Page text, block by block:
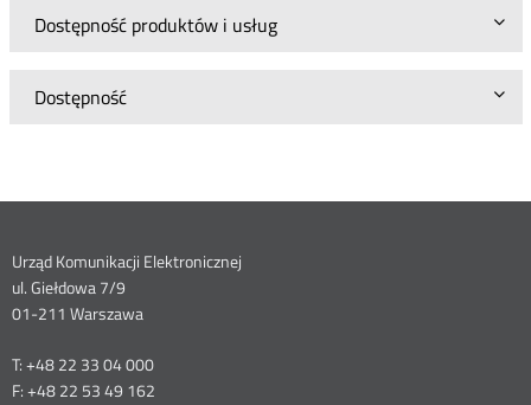
Dostępność produktów i usług
Dostępność
Dane
kontaktowe
Urząd Komunikacji Elektronicznej
ul. Giełdowa 7/9
01-211 Warszawa
T: +48 22 33 04 000
F: +48 22 53 49 162